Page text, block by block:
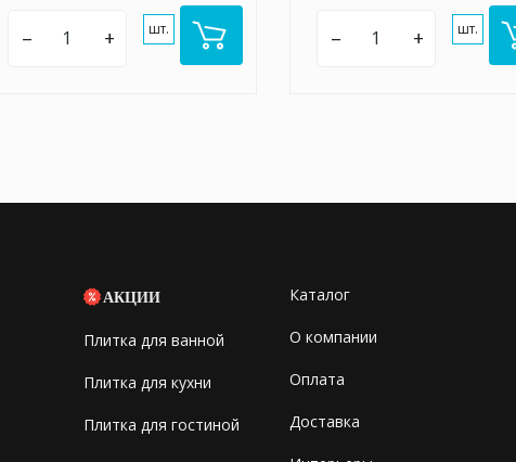
– + шт. – + шт.
АКЦИИ
Плитка для ванной
Плитка для кухни
Плитка для гостиной
Каталог
О компании
Оплата
Доставка